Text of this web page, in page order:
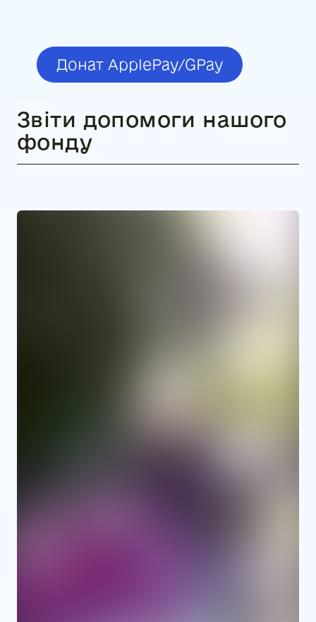
Донат ApplePay/GPay
Звіти допомоги нашого
фонду